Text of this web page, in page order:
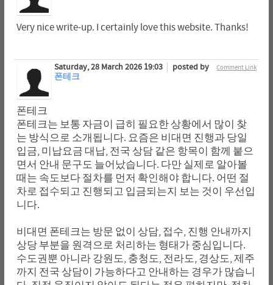
Very nice write-up. I certainly love this website. Thanks!
Comment Link
Saturday, 28 March 2026 19:03
posted by
폰테크
폰테크
폰테크는 보통 자금이 급히 필요한 상황에서 많이 찾
는 방식으로 소개됩니다. 요즘은 비대면 진행과 당일
입금, 미납요금 대납, 전국 상담 같은 항목이 함께 붙으
면서 안내 문구도 늘어났습니다. 다만 실제로 알아볼
때는 속도보다 절차를 먼저 확인해야 합니다. 어떤 절
차로 접수되고 진행되고 입금되는지 보는 것이 우선입
니다.
비대면 폰테크는 방문 없이 상담, 접수, 진행 안내까지
상당 부분을 원격으로 처리하는 형태가 중심입니다.
수도권뿐 아니라 강원도, 충청도, 전라도, 경상도, 제주
까지 전국 상담이 가능하다고 안내하는 경우가 많습니